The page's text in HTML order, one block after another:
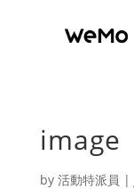
image
by 活動特派員 |